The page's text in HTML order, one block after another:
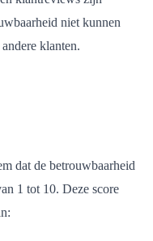
niet kunnen
klanten.
dat de betrouwbaarheid
1 tot 10. Deze score